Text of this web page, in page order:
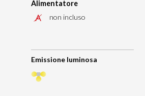
Alimentatore
non incluso
Emissione luminosa